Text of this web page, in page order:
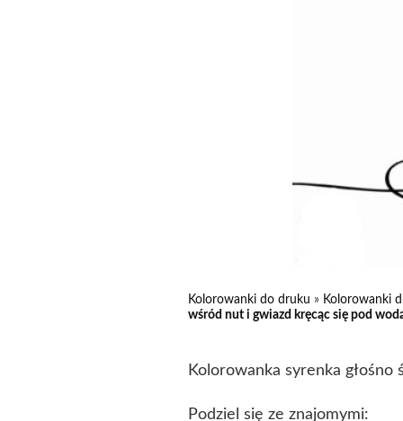
Kolorowanki do druku » Kolorowanki
wśród nut i gwiazd kręcąc się pod
Kolorowanka syrenka
Podziel się ze znajomymi: